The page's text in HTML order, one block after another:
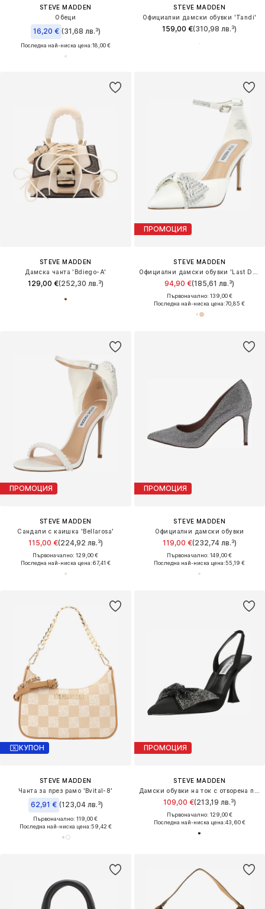
STEVE MADDEN
Обеци
16,20 € (31,68 лв.³)
Последна най-ниска цена:18,00 €
STEVE MADDEN
Официални дамски обувки 'Tandi'
159,00 €(310,98 лв.³)
STEVE MADDEN
Дамска чанта 'Bdiego-A'
129,00 €(252,30 лв.³)
ПРОМОЦИЯ
STEVE MADDEN
94,90 €(185,61 лв.³)
Първоначално: 139,00 €
Последна най-ниска цена:70,85 €
ПРОМОЦИЯ
STEVE MADDEN
Сандали с каишка 'Bellarosa'
115,00 €(224,92 лв.³)
Първоначално: 129,00 €
Последна най-ниска цена:67,41 €
ПРОМОЦИЯ
STEVE MADDEN
Официални дамски обувки
119,00 €(232,74 лв.³)
Първоначално: 149,00 €
Последна най-ниска цена:55,19 €
КУПОН
STEVE MADDEN
Чанта за през рамо 'Bvital-8'
62,91 € (123,04 лв.³)
Първоначално: 119,00 €
Последна най-ниска цена:59,42 €
ПРОМОЦИЯ
STEVE MADDEN
109,00 €(213,19 лв.³)
Първоначално: 129,00 €
Последна най-ниска цена:43,60 €